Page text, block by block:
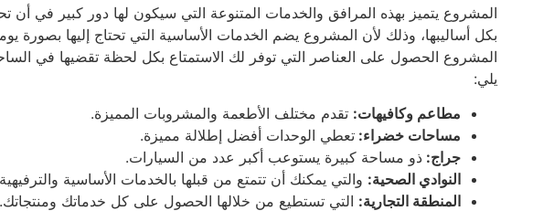
المشروع يتميز بهذه المرافق والخدمات المتنوعة التي سيكون لها دور كبير في أن
بكل أساليبها، وذلك لأن المشروع يضم الخدمات الأساسية التي تحتاج إليها بصورة
المشروع الحصول على العناصر التي توفر لك الاستمتاع بكل لحظة تقضيها في
يلي:
مطاعم وكافيهات: تقدم مختلف الأطعمة والمشروبات المميزة.
مساحات خضراء: تعطي الوحدات أفضل إطلالة مميزة.
جراج: ذو مساحة كبيرة يستوعب أكبر عدد من السيارات.
النوادي الصحية: والتي يمكنك أن تتمتع من قبلها بالخدمات الأساسية
المنطقة التجارية: التي تستطيع من خلالها الحصول على كل خدماتك ومنتجاتك.